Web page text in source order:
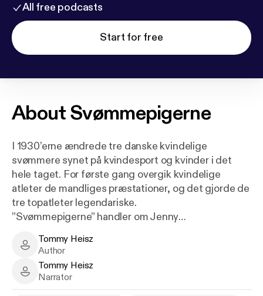
All free podcasts
Start for free
AboutSvømmepigerne
I 1930’erne ændrede tre danske kvindelige
svømmere synet på kvindesport og kvinder i det
hele taget. For første gang overgik kvindelige
atleter de mandliges præstationer, og det gjorde de
tre topatleter legendariske.
”Svømmepigerne” handler om Jenny
længderekord i havsvømning, da hun svømmede
hele vejen fra Gedser til Warnemünde på kun lidt
over 40 timer og blev berømt over hele verden for
Tommy Heisz - Author
Tommy Heisz
Author
Tommy Heisz - Narrator
Tommy Heisz
Narrator